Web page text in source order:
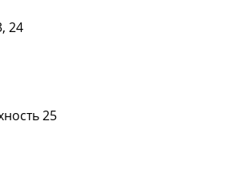
24
25